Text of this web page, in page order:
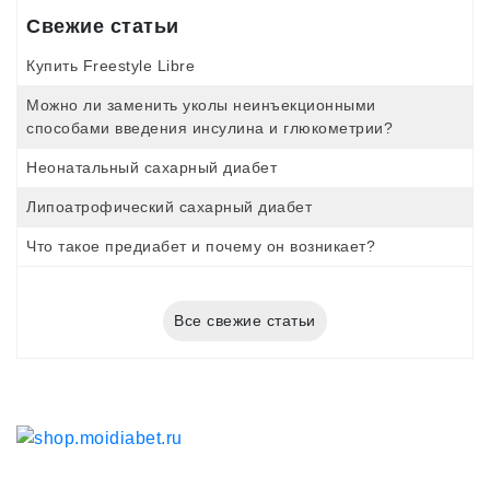
Свежие статьи
Купить Freestyle Libre
Можно ли заменить уколы неинъекционными
способами введения инсулина и глюкометрии?
Неонатальный сахарный диабет
Липоатрофический сахарный диабет
Что такое предиабет и почему он возникает?
Все свежие статьи